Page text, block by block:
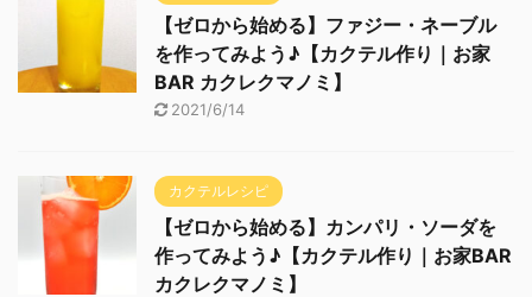
【ゼロから始める】ファジー・ネーブル
を作ってみよう♪【カクテル作り｜お家
BAR カクレクマノミ】
2021/6/14
カクテルレシピ
【ゼロから始める】カンパリ・ソーダを
作ってみよう♪【カクテル作り｜お家BAR
カクレクマノミ】